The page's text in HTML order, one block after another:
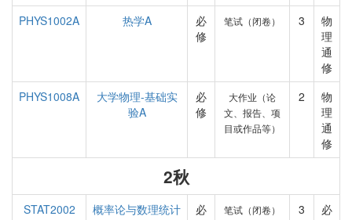
PHYS1002A
热学A
必
修
笔试（闭卷） 3
物
理
通
修
PHYS1008A
大学物理-基础实
验A
必
修
大作业（论
文、报告、项
目或作品等）
2
物
理
通
修
2秋
STAT2002 概率论与数理统计
必
笔试（闭卷） 3
必